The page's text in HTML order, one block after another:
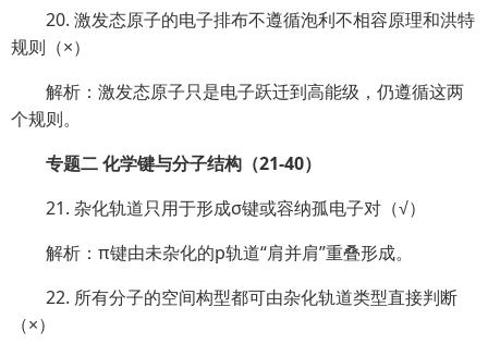
20. 激发态原子的电子排布不遵循泡利不相容原理和洪特
规则（×）
解析：激发态原子只是电子跃迁到高能级，仍遵循这两
个规则。
专题二 化学键与分子结构（21-40）
21. 杂化轨道只用于形成σ键或容纳孤电子对（√）
解析：π键由未杂化的p轨道“肩并肩”重叠形成。
22. 所有分子的空间构型都可由杂化轨道类型直接判断
（×）